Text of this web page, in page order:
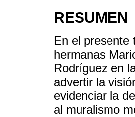
RESUMEN
En el presente
hermanas
Rodríguez en
advertir la
evidenciar la
al muralismo